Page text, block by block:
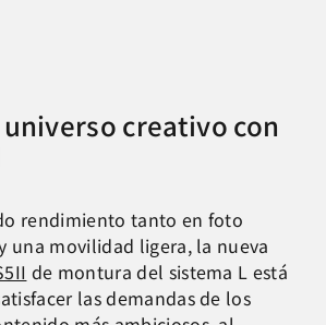
creativo con
rendimiento tanto en foto
una movilidad ligera, la nueva
de montura del sistema L está
las demandas de los